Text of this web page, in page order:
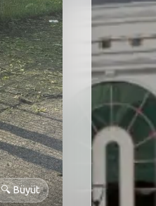
🔍Büyüt